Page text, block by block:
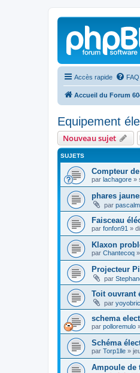
Accès rapide FAQ
Accueil du Forum
Equipement
Nouveau sujet
SUJETS
Compteur
par lachagore »
phares
par
Faisceau
par fonfon91 »
Klaxon
par Chantecoq »
Projecteur
par
Toit ouvrant
par
schema
par polloremulo
Schéma
par Torp1lle »
Ampoule de